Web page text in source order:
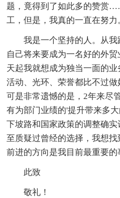
题，竟得到了如此多的赞赏
工，但是，我真的一直在努力
我是一个坚持的人。从
自己将来要成为一名好的外
天起我就想成为独当一面的
活动、光环、荣誉都比不过做
可是非常遗憾的是，2年来尽
有为部门业绩的'提升带来多
下坡路和国家政策的调整确
至质疑过曾经的选择，我想
前进的方向是我目前最重要的
此致
敬礼！